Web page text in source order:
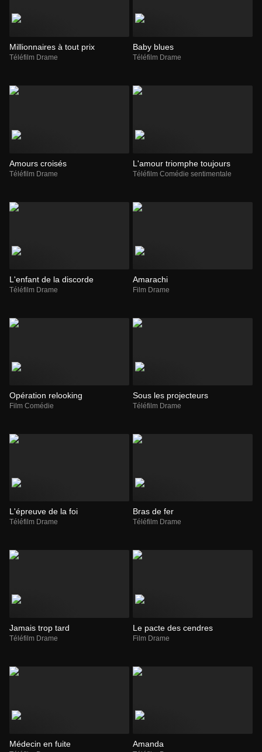
Millionnaires à tout prix
Téléfilm Drame
Baby blues
Téléfilm Drame
Amours croisés
Téléfilm Drame
L'amour triomphe toujours
Téléfilm Comédie sentimentale
L'enfant de la discorde
Téléfilm Drame
Amarachi
Film Drame
Opération relooking
Film Comédie
Sous les projecteurs
Téléfilm Drame
L'épreuve de la foi
Téléfilm Drame
Bras de fer
Téléfilm Drame
Jamais trop tard
Téléfilm Drame
Le pacte des cendres
Film Drame
Médecin en fuite Amanda